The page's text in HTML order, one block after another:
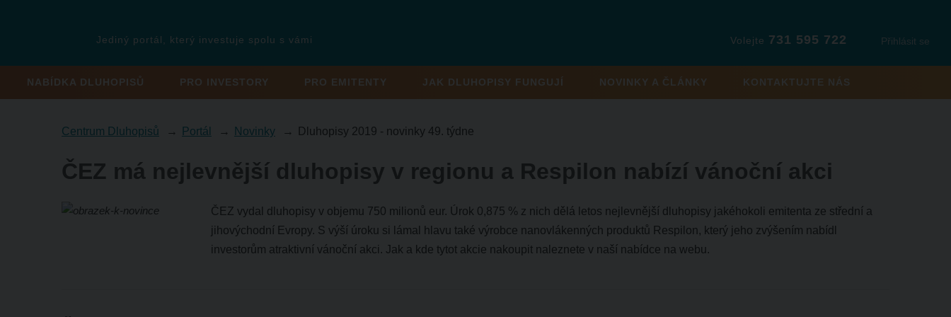
Jediný portál, který investuje spolu s vámi Přihlásit se
Volejte 731 595 722
NABÍDKA DLUHOPISŮ PRO INVESTORY PRO EMITENTY JAK DLUHOPISY FUNGUJÍ NOVINKY A ČLÁNKY KONTAKTUJTE NÁS
Centrum Dluhopisů Portál Novinky Dluhopisy 2019 - novinky 49. týdne
ČEZ má nejlevnější dluhopisy v regionu a Respilon nabízí vánoční akci
ČEZ vydal dluhopisy v objemu 750 milionů eur. Úrok 0,875 % z nich dělá letos nejlevnější dluhopisy jakéhokoli emitenta ze střední a
jihovýchodní Evropy. S výší úroku si lámal hlavu také výrobce nanovlákenných produktů Respilon, který jeho zvýšením nabídl
investorům atraktivní vánoční akci. Jak a kde tytot akcie nakoupit naleznete v naší nabídce na webu.